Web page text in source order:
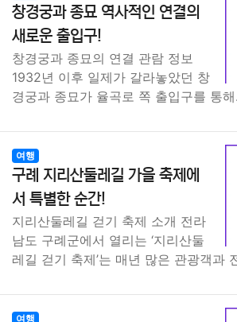
창경궁과 종묘 역사적인 연결의
새로운 출입구!
창경궁과 종묘의 연결 관람 정보
1932년 이후 일제가 갈라놓았던 창
경궁과 종묘가 율곡로 쪽 출입구를 통
여행
구례 지리산둘레길 가을 축제에
서 특별한 순간!
지리산둘레길 걷기 축제 소개 전라
남도 구례군에서 열리는 ‘지리산둘
레길 걷기 축제’는 매년 많은 관광객과
여행